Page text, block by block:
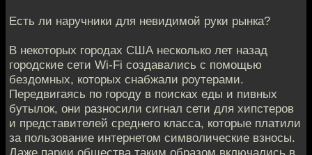
Есть ли наручники для невидимой руки рынка?
В некоторых городах США несколько лет назад
городские сети Wi-Fi создавались с помощью
бездомных, которых снабжали роутерами.
Передвигаясь по городу в поисках еды и пивных
бутылок, они разносили сигнал сети для хипстеров
и представителей среднего класса, которые платили
за пользование интернетом символические взносы.